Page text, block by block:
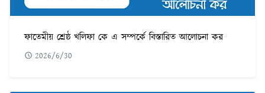
ফাতেমীয় শ্রেষ্ঠ খলিফা কে এ সম্পর্কে বিস্তারিত আলোচনা কর
2026/6/30